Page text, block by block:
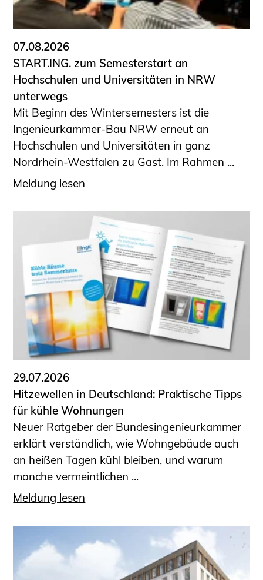
Informationen für Fortbildungsträger
Anträge, Anzeigen, Formulare
Fortbildung/Seminare
Informationen für Ingenieurinnen
und Ingenieure
Recht
Planungswettbewerbe
Publikationen
Stellenbörse
Öffentlich bestellte und vereidigte
Prüfsachverständige
Qualifizierte Tragwerksplaner/-innen
Bauvorlageberechtigte
Sachkundige für Zustands- und
Funktionsprüfung privater
Abwasserleitungen
Vereinbarungen mit
Ingenieurkammern
Büronachfolge
Zusatzqualifikationen
Geschützter Bereich
Informationen für Auftraggeber und
Verbraucher
Ingenieursuche (Mitglieder der IK-Bau
NRW)
Fachlisten
Bauherren-ABC
Projekte für Schülerinnen und Schüler
START.ING. Das Studierenden Praxis-
07.08.2026
START.ING. zum Semesterstart an
Hochschulen und Universitäten in NRW
unterwegs
Mit Beginn des Wintersemesters ist die
Ingenieurkammer-Bau NRW erneut an
Hochschulen und Universitäten in ganz
Nordrhein-Westfalen zu Gast. Im Rahmen ...
Meldung lesen
29.07.2026
Hitzewellen in Deutschland: Praktische Tipps
für kühle Wohnungen
Neuer Ratgeber der Bundesingenieurkammer
erklärt verständlich, wie Wohngebäude auch
an heißen Tagen kühl bleiben, und warum
manche vermeintlichen ...
Meldung lesen